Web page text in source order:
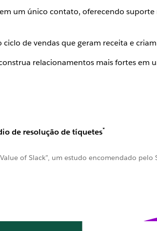
um único contato, oferecendo
ciclo de vendas que geram receita e
relacionamentos mais fortes em
de resolução de tíquetes*
of Slack”, um estudo encomendado